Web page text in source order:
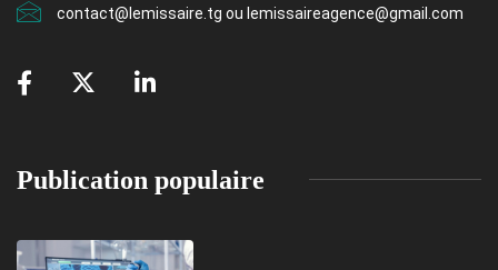
contact@lemissaire.tg ou lemissaireagence@gmail.com
Publication populaire